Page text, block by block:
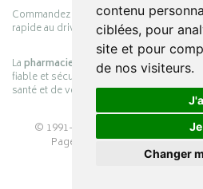
contenu
ciblées, pour
site et pour
de nos visiteurs.
Changer
Commandez simplement vos produits
rapide au drive ou la livraison à
Lapharmacie Cayeuxs’engage à vous
fiable et sécurisée, en officine comme en
santé et de votre bien-être.
© 1991-2026 PHARMACIE CAYEUX
Page mise à jour le 03/08/